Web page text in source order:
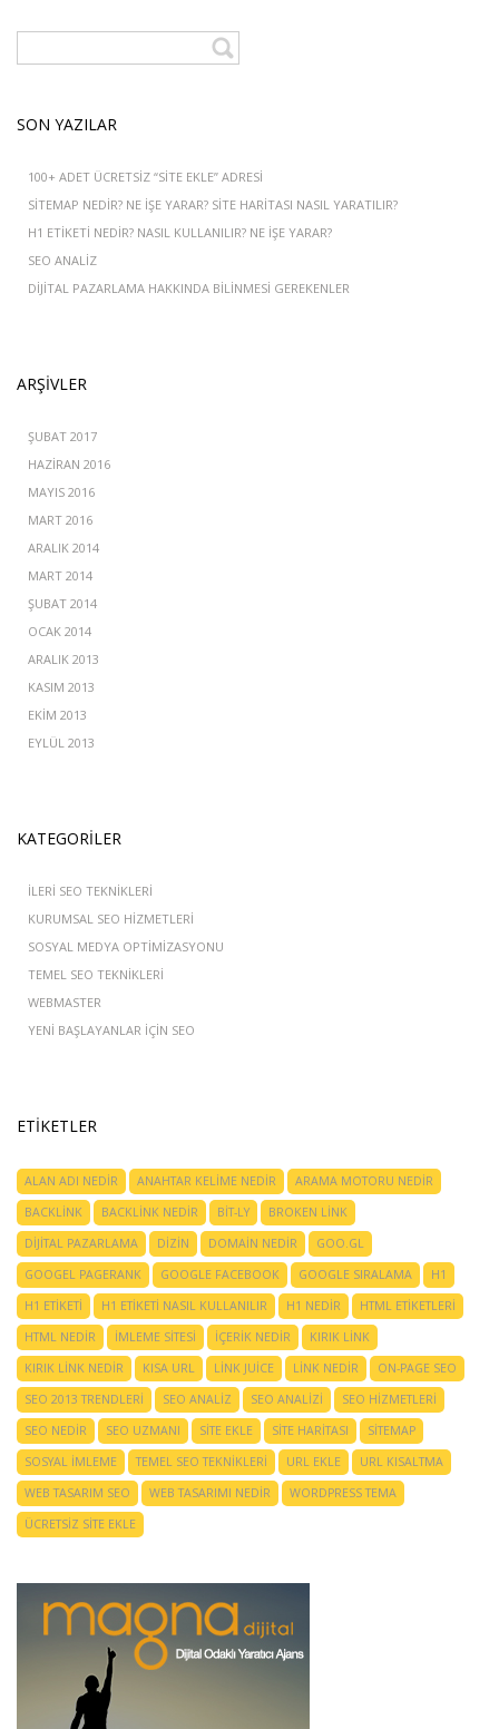
SON YAZILAR
100+ ADET ÜCRETSIZ “SITE EKLE” ADRESI
SITEMAP NEDIR? NE IŞE YARAR? SITE HARITASI NASIL YARATILIR?
H1 ETIKETI NEDIR? NASIL KULLANILIR? NE İŞE YARAR?
SEO ANALIZ
DIJITAL PAZARLAMA HAKKINDA BILINMESI GEREKENLER
ARŞIVLER
ŞUBAT 2017
HAZIRAN 2016
MAYIS 2016
MART 2016
ARALIK 2014
MART 2014
ŞUBAT 2014
OCAK 2014
ARALIK 2013
KASIM 2013
EKIM 2013
EYLÜL 2013
KATEGORILER
İLERI SEO TEKNIKLERI
KURUMSAL SEO HIZMETLERI
SOSYAL MEDYA OPTIMIZASYONU
TEMEL SEO TEKNIKLERI
WEBMASTER
YENI BAŞLAYANLAR IÇIN SEO
ETIKETLER
ALAN ADI NEDIR ANAHTAR KELIME NEDIR
ARAMA MOTORU NEDIR
BACKLINK
BACKLINK NEDIR BIT-LY
BROKEN LINK
DIJITAL PAZARLAMA
DIZIN DOMAIN NEDIR
GOO.GL
GOOGEL PAGERANK
GOOGLE FACEBOOK GOOGLE SIRALAMA
H1
H1 ETIKETI
H1 ETIKETI NASIL KULLANILIR H1 NEDIR
HTML ETIKETLERI
HTML NEDIR
IMLEME SITESI IÇERIK NEDIR
KIRIK LINK
KIRIK LINK NEDIR
KISA URL LINK JUICE LINK NEDIR
ON-PAGE SEO
SEO 2013 TRENDLERI
SEO ANALIZ SEO ANALIZI
SEO HIZMETLERI
SEO NEDIR
SEO UZMANI SITE EKLE SITE HARITASI
SITEMAP
SOSYAL IMLEME
TEMEL SEO TEKNIKLERI URL EKLE
URL KISALTMA
WEB TASARIM SEO
WEB TASARIMI NEDIR
WORDPRESS TEMA
ÜCRETSIZ SITE EKLE